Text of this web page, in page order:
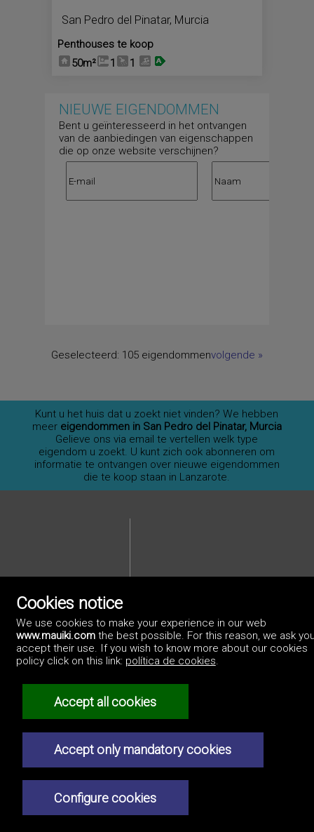
San Pedro del Pinatar, Murcia
Penthouses te koop
50m²
1 1
NIEUWE EIGENDOMMEN
Bent u geïnteresseerd in het ontvangen
van de aanbiedingen van eigenschappen
die op onze website verschijnen?
Geselecteerd: 105 eigendommenvolgende »
Kunt u het huis dat u zoekt niet vinden? We hebben
meer eigendommen in San Pedro del Pinatar, Murcia
Gelieve ons via email te vertellen welk type
eigendom u zoekt. U kunt zich ook abonneren om
informatie te ontvangen over nieuwe eigendommen
die te koop staan in Lanzarote.
Privacybeleid
Cookies notice
We use cookies to make your experience in our web
www.mauiki.comthe best possible. For this reason, we ask
accept their use. If you wish to know more about our cookies
policy click on this link: política de cookies.
Accept all cookies
Accept only mandatory cookies
Configure cookies